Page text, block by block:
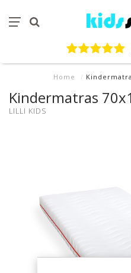
Home /
Kindermatras
LILLI KIDS